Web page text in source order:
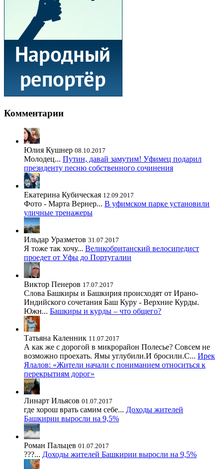
Комментарии
Юлия Кушнер 08.10.2017
Молодец... Путин, давай замутим! Уфимец подарил
президенту песню собственного сочинения
Екатерина Кубическая 12.09.2017
Фото - Марта Вернер... В уфимском парке установили
уличные тренажеры
Ильдар Уразметов 31.07.2017
Я тоже так хочу... Великобританский велосипедист
проедет от Уфы до Португалии
Виктор Пенеров 17.07.2017
Слова Башкиры и Башкирия происходят от Ирано-
Индийского сочетания Баш Куру - Верхние Курды.
Южн... Башкиры и курды – что общего?
Татьяна Каленник 11.07.2017
А как же с дорогой в микрорайон Полесье? Совсем не
возможно проехать. Ямы углубили.И бросили.С... Ирек
Ялалов: «Жители начали с пониманием относиться к
перекрытиям дорог»
Линарт Ильясов 01.07.2017
где хорош врать самим себе... Доходы жителей
Башкирии выросли на 9,5%
Роман Пальцев 01.07.2017
???... Доходы жителей Башкирии выросли на 9,5%